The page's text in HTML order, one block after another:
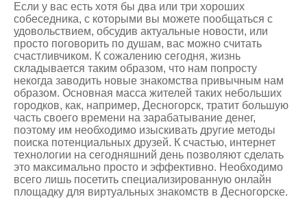
Если у вас есть хотя бы два или три хороших
собеседника, с которыми вы можете пообщаться с
удовольствием, обсудив актуальные новости, или
просто поговорить по душам, вас можно считать
счастливчиком. К сожалению сегодня, жизнь
складывается таким образом, что нам попросту
некогда заводить новые знакомства привычным нам
образом. Основная масса жителей таких небольших
городков, как, например, Десногорск, тратит большую
часть своего времени на зарабатывание денег,
поэтому им необходимо изыскивать другие методы
поиска потенциальных друзей. К счастью, интернет
технологии на сегодняшний день позволяют сделать
это максимально просто и эффективно. Необходимо
всего лишь посетить специализированную онлайн
площадку для виртуальных знакомств в Десногорске.